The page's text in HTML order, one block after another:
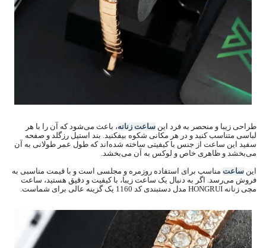
طراحی زیبا و منحصر به فرد این ساعت زنانه، باعث می‌شود که آن را با هر
لباسی متناسب کنید و در هر مکانی شکوه بیفکنید. بند استیل رزگلد و صفحه
سفید این ساعت از جنس با کیفیتی ساخته شده‌اند که طول عمر طولانی به آن
می‌بخشد و ظاهری خاص و لوکس به آن می‌بخشد.
این ساعتمناسب برای استفاده روزمره و مجلسی است و با قیمت مناسبی به
فروش می‌رسد. اگر به دنبال یک ساعت زیبا، با کیفیت و دقیق هستید، ساعت
مچی زنانه HONGRUI مدل دستبندی کد 1160 یک گزینه عالی برای شماست.